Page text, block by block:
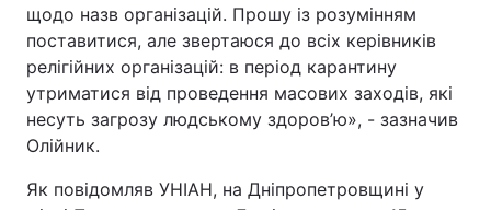
Тема оформлення
щодо назв організацій. Прошу із розумінням
поставитися, але звертаюся до всіх керівників
релігійних організацій: в період карантину
утриматися від проведення масових заходів, які
несуть загрозу людському здоров’ю», - зазначив
Олійник.
Як повідомляв УНІАН, на Дніпропетровщині у